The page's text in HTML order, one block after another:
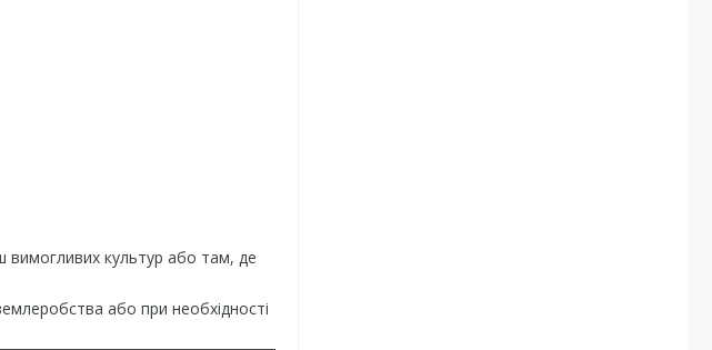
культур або там, де
або при необхідності